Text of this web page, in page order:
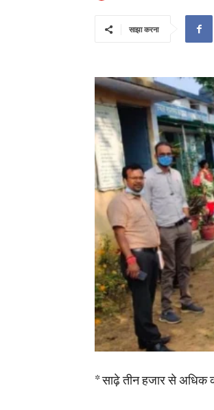
साझा करना
* साढ़े तीन हजार से अधिक